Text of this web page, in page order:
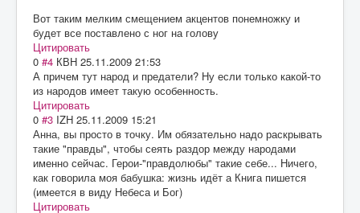
Вот таким мелким смещением акцентов понемножку и
будет все поставлено с ног на голову
Цитировать
0 #4 КВН 25.11.2009 21:53
А причем тут народ и предатели? Ну если только какой-то
из народов имеет такую особенность.
Цитировать
0 #3 IZH 25.11.2009 15:21
Анна, вы просто в точку. Им обязательно надо раскрывать
такие "правды", чтобы сеять раздор между народами
именно сейчас. Герои-"правдолюбы" такие себе... Ничего,
как говорила моя бабушка: жизнь идёт а Книга пишется
(имеется в виду Небеса и Бог)
Цитировать